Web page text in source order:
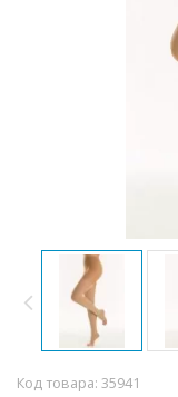
Код товара: 35941